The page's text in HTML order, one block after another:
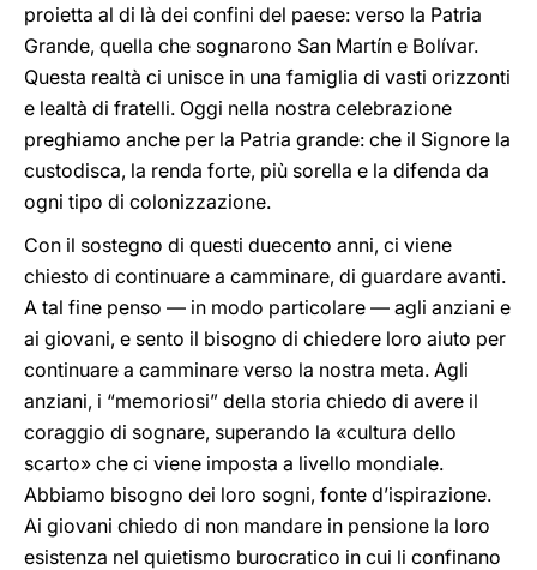
proietta al di là dei confini del paese: verso la Patria
Grande, quella che sognarono San Martín e Bolívar.
Questa realtà ci unisce in una famiglia di vasti orizzonti
e lealtà di fratelli. Oggi nella nostra celebrazione
preghiamo anche per la Patria grande: che il Signore la
custodisca, la renda forte, più sorella e la difenda da
ogni tipo di colonizzazione.
Con il sostegno di questi duecento anni, ci viene
chiesto di continuare a camminare, di guardare avanti.
A tal fine penso — in modo particolare — agli anziani e
ai giovani, e sento il bisogno di chiedere loro aiuto per
continuare a camminare verso la nostra meta. Agli
anziani, i “memoriosi” della storia chiedo di avere il
coraggio di sognare, superando la «cultura dello
scarto» che ci viene imposta a livello mondiale.
Abbiamo bisogno dei loro sogni, fonte d’ispirazione.
Ai giovani chiedo di non mandare in pensione la loro
esistenza nel quietismo burocratico in cui li confinano